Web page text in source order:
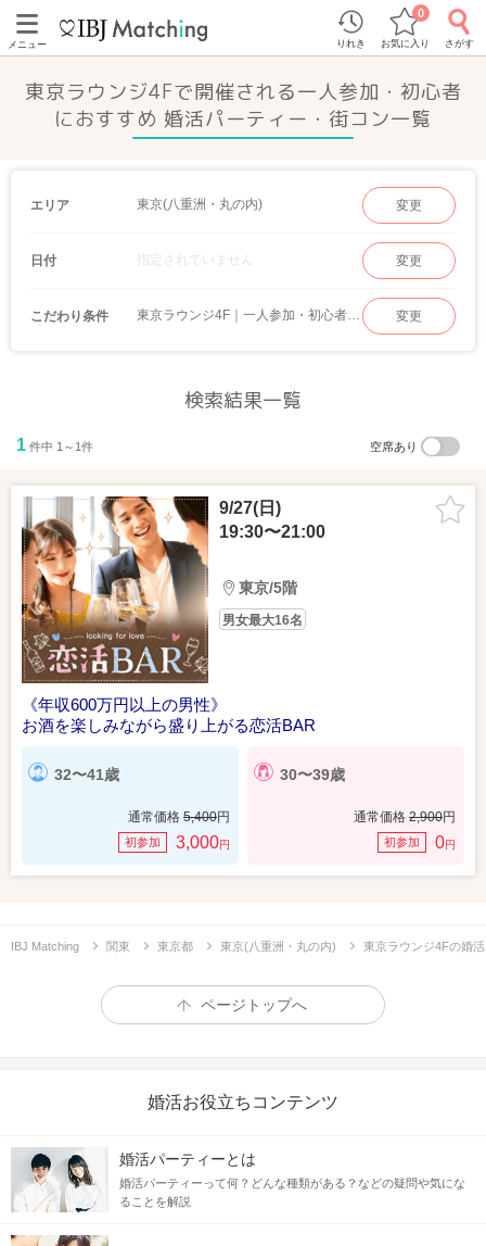
メニュー りれき お気に入り
0
さがす
東京ラウンジ4Fで開催される一人参加・初心者
におすすめ 婚活パーティー・街コン一覧
エリア 東京(八重洲・丸の内) 変更
日付 指定されていません 変更
こだわり条件 東京ラウンジ4F｜一人参加・初心者におすすめ 変更
検索結果一覧
1 件中 1～1件 空席あり
9/27(日)
19:30〜21:00
東京/5階
男女最大16名
《年収600万円以上の男性》
お酒を楽しみながら盛り上がる恋活BAR
32〜41歳
通常価格 5,400円
初参加 3,000円
30〜39歳
通常価格 2,900円
初参加 0円
IBJ Matching 関東 東京都 東京(八重洲・丸の内) 東京ラウンジ4Fの婚
ページトップへ
婚活お役立ちコンテンツ
婚活パーティーとは
婚活パーティーって何？どんな種類がある？などの疑問や気にな
ることを解説